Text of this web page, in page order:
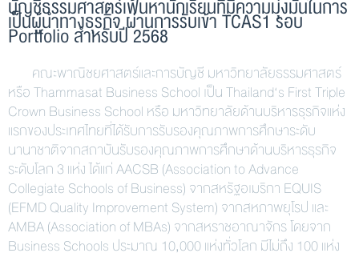
บัญชีธรรมศาสตร์เฟ้นหานักเรียนที่มีความมุ่งมั่นในการ
เป็นผู้นำทางธุรกิจ ผ่านการรับเข้า TCAS1 รอบ
Portfolio สำหรับปี 2568
คณะพาณิชยศาสตร์และการบัญชี มหาวิทยาลัยธรรมศาสตร์
หรือ Thammasat Business School เป็น Thailand‘s First Triple
Crown Business School หรือ มหาวิทยาลัยด้านบริหารธุรกิจแห่ง
แรกของประเทศไทยที่ได้รับการรับรองคุณภาพการศึกษาระดับ
นานาชาติจากสถาบันรับรองคุณภาพการศึกษาด้านบริหารธุรกิจ
ระดับโลก 3 แห่ง ได้แก่ AACSB (Association to Advance
Collegiate Schools of Business) จากสหรัฐอเมริกา EQUIS
(EFMD Quality Improvement System) จากสหภาพยุโรป และ
AMBA (Association of MBAs) จากสหราชอาณาจักร โดยจาก
Business Schools ประมาณ 10,000 แห่งทั่วโลก มีไม่ถึง 100 แห่ง